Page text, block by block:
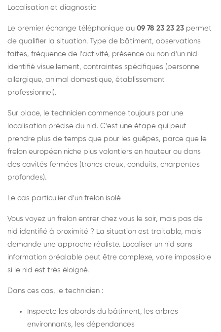
Localisation et diagnostic
Le premier échange téléphonique au 09 78 23 23 23 permet
de qualifier la situation. Type de bâtiment, observations
faites, fréquence de l'activité, présence ou non d'un nid
identifié visuellement, contraintes spécifiques (personne
allergique, animal domestique, établissement
professionnel).
Sur place, le technicien commence toujours par une
localisation précise du nid. C'est une étape qui peut
prendre plus de temps que pour les guêpes, parce que le
frelon européen niche plus volontiers en hauteur ou dans
des cavités fermées (troncs creux, conduits, charpentes
profondes).
Le cas particulier d'un frelon isolé
Vous voyez un frelon entrer chez vous le soir, mais pas de
nid identifié à proximité ? La situation est traitable, mais
demande une approche réaliste. Localiser un nid sans
information préalable peut être complexe, voire impossible
si le nid est très éloigné.
Dans ces cas, le technicien :
Inspecte les abords du bâtiment, les arbres
environnants, les dépendances